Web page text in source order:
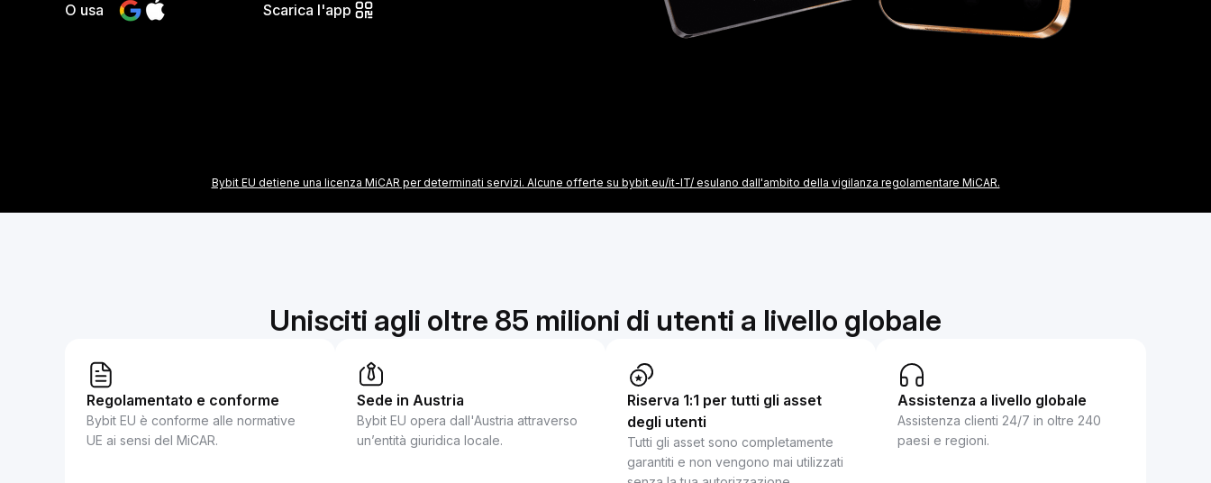
O usa Scarica l'app
Bybit EU detiene una licenza MiCAR per determinati servizi. Alcune offerte su bybit.eu/it-IT/ esulano dall'ambito della vigilanza regolamentare MiCAR.
Unisciti agli oltre 85 milioni di utenti a livello globale
Regolamentato e conforme
Bybit EU è conforme alle normative
UE ai sensi del MiCAR.
Sede in Austria
Bybit EU opera dall'Austria attraverso
un’entità giuridica locale.
Riserva 1:1 per tutti gli asset
degli utenti
Tutti gli asset sono completamente
garantiti e non vengono mai utilizzati
Assistenza a livello globale
Assistenza clienti 24/7 in oltre 240
paesi e regioni.